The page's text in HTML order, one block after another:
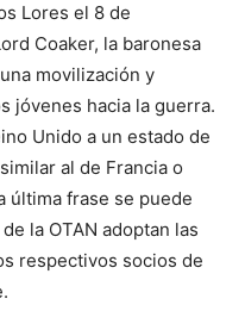
Lores el 8 de
Coaker, la baronesa
movilización y
jóvenes hacia la guerra.
Unido a un estado de
al de Francia o
última frase se puede
la OTAN adoptan las
respectivos socios de